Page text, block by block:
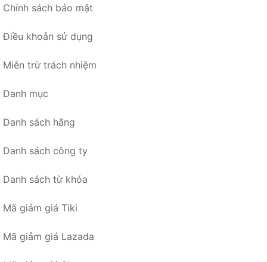
Chính sách bảo mật
Điều khoản sử dụng
Miễn trừ trách nhiệm
Danh mục
Danh sách hãng
Danh sách công ty
Danh sách từ khóa
Mã giảm giá Tiki
Mã giảm giá Lazada